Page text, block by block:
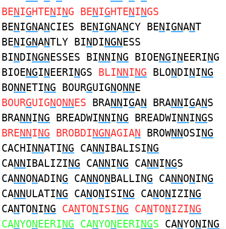
BENIGHTENING BENIGHTENINGS
BENIGNANCIES BENIGNANCY BENIGNANT
BENIGNANTLY BINDINGNESS
BINDINGNESSES BINNING BIOENGINEERING
BIOENGINEERINGS BLINNING BLONDINING
BONNETING BOURGUIGNONNE
BOURGUIGNONNES BRANNIGAN BRANNIGANS
BRANNING BREADWINNING BREADWINNINGS
BRENNING BROBDINGNAGIAN BROWNNOSING
CACHINNATING CANNIBALISING
CANNIBALIZING CANNING CANNINGS
CANNONADING CANNONBALLING CANNONING
CANNULATING CANONISING CANONIZING
CANTONING CANTONISING CANTONIZING
CANYONEERING CANYONEERINGS CANYONING